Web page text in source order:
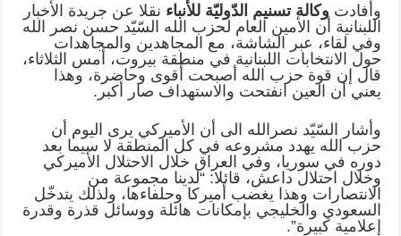
وأفادت وكالة تسنيم الدّوليّة للأنباء نقلا عن جريدة الأخبار
اللبنانية أن الأمين العام لحزب الله السّيّد حسن نصر الله
وفي لقاء، عبر الشاشة، مع المجاهدين والمجاهدات
حول الانتخابات اللبنانية في منطقة بيروت، أمس الثلاثاء،
قال إن قوة حزب الله أصبحت أقوى وحاضرة، وهذا
يعني أن العين انفتحت والاستهداف صار أكبر.
وأشار السّيّد نصرالله الى أن الأميركي يرى اليوم أن
حزب الله يهدد مشروعه في كل المنطقة لا سيما بعد
دوره في سوريا، وفي العراق خلال الاحتلال الأميركي
وخلال احتلال داعش، قائلا: “لدينا مجموعة من
الانتصارات وهذا يغضب أميركا وحلفاءها، ولذلك يتدخّل
السعودي والخليجي بإمكانات هائلة ووسائل قذرة وقدرة
إعلامية كبيرة”.